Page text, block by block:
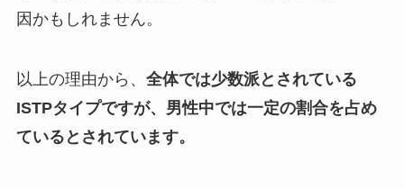
因かもしれません。
以上の理由から、 全体では少数派とされている
ISTPタイプですが、男性中では一定の割合を占め
ているとされています。